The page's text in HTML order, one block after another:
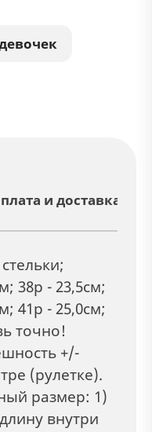
и доставка
38р - 23,5см;
41р - 25,0см;
точно!
+/-
(рулетке).
размер: 1)
внутри